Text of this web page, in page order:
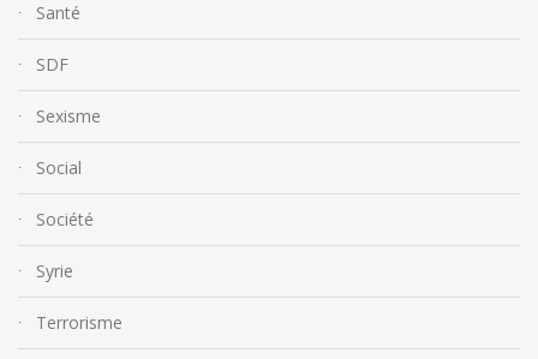
Santé
SDF
Sexisme
Social
Société
Syrie
Terrorisme